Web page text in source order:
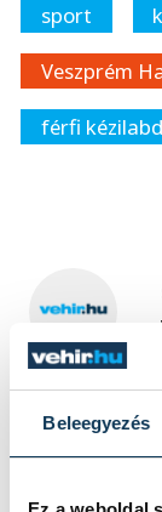
Beleegyezés
sport
Veszprém
férfi